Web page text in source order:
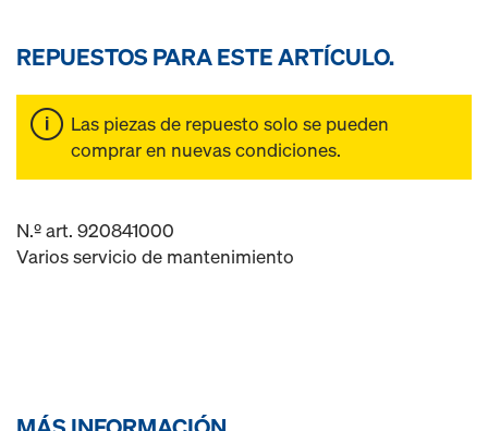
REPUESTOS PARA ESTE ARTÍCULO.
Las piezas de repuesto solo se pueden
comprar en nuevas condiciones.
N.º art. 920841000
Varios servicio de mantenimiento